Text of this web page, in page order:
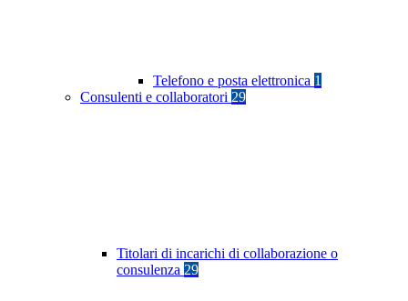
Telefono e posta elettronica 1
Consulenti e collaboratori 29
Titolari di incarichi di collaborazione o
consulenza 29